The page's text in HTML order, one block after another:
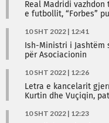
Real Madridi
e futbollit, “Forbes”
10 SHT 2022 | 12:41
Ish-Ministri i Jashtëm
për Asociacionin
10 SHT 2022 | 12:26
Letra e kancelarit
Kurtin dhe Vuçiqin,
10 SHT 2022 | 12:23